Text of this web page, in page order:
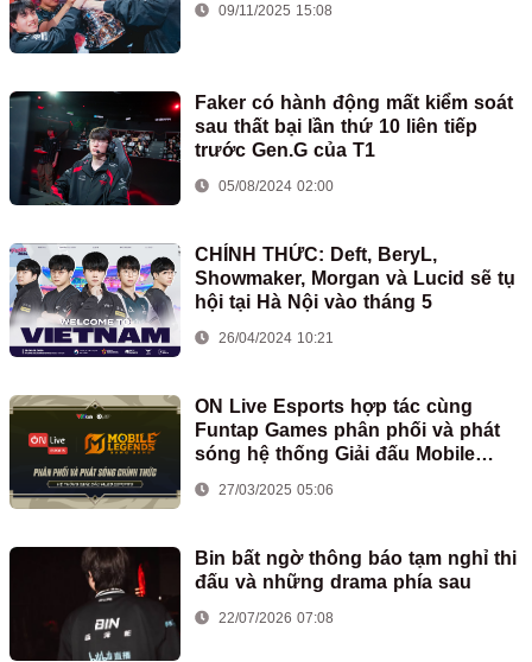
09/11/2025 15:08
Faker có hành động mất kiểm soát
sau thất bại lần thứ 10 liên tiếp
trước Gen.G của T1
05/08/2024 02:00
CHÍNH THỨC: Deft, BeryL,
Showmaker, Morgan và Lucid sẽ tụ
hội tại Hà Nội vào tháng 5
26/04/2024 10:21
ON Live Esports hợp tác cùng
Funtap Games phân phối và phát
sóng hệ thống Giải đấu Mobile
Legends: Bang Bang tại Việt Nam
27/03/2025 05:06
Bin bất ngờ thông báo tạm nghỉ thi
đấu và những drama phía sau
22/07/2026 07:08